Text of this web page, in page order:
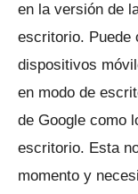
en la versión de
escritorio. Puede
dispositivos
en modo de
de Google como
escritorio. Esta
momento y